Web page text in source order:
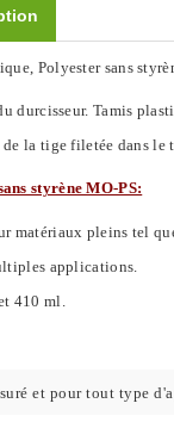
Polyester sans
durcisseur. Tamis
la tige filetée dans le
styrène MO-PS:
matériaux pleins tel
applications.
410 ml.
et pour tout type